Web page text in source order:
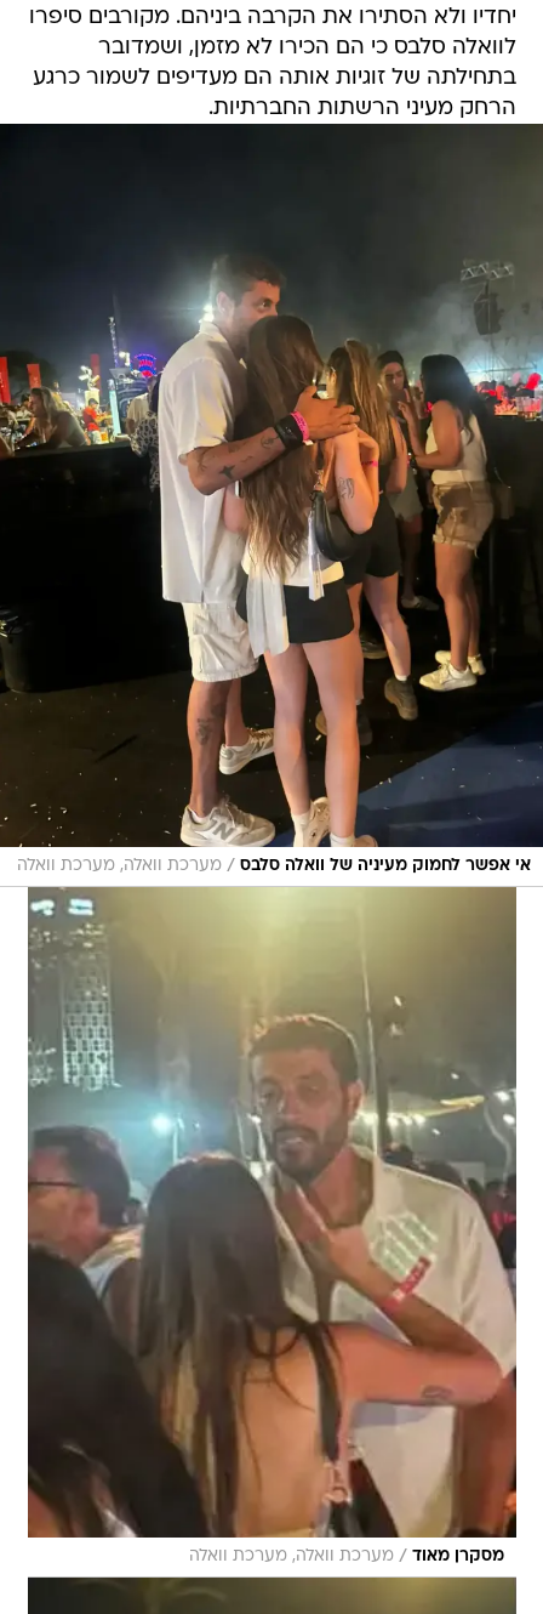
יחדיו ולא הסתירו את הקרבה ביניהם. מקורבים סיפרו
לוואלה סלבס כי הם הכירו לא מזמן, ושמדובר
בתחילתה של זוגיות אותה הם מעדיפים לשמור כרגע
הרחק מעיני הרשתות החברתיות.
אי אפשר לחמוק מעיניה של וואלה סלבס / מערכת וואלה, מערכת וואלה
מסקרן מאוד / מערכת וואלה, מערכת וואלה